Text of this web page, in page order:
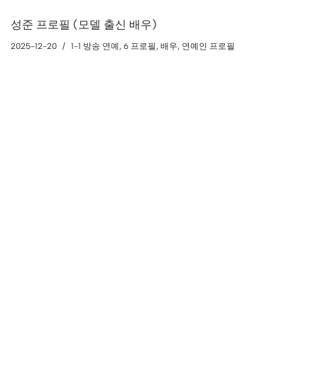
성준 프로필 (모델 출신 배우)
2025-12-20 1-1 방송 연예, 6 프로필, 배우, 연예인 프로필